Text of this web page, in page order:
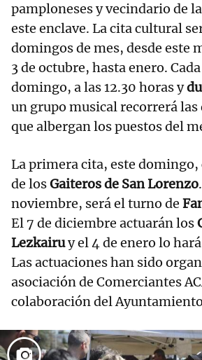
pamploneses y vecindario de
este enclave. La cita cultural
domingos de mes, desde este
3 de octubre, hasta enero.
domingo, a las 12.30 horas y
un grupo musical recorrerá
que albergan los puestos del
La primera cita, este domingo,
de losGaiteros de San Lorenzo
noviembre, será el turno de
El 7 de diciembre actuarán los
Lezkairuy el 4 de enero lo hará
Las actuaciones han sido
asociación de Comerciantes
colaboración del